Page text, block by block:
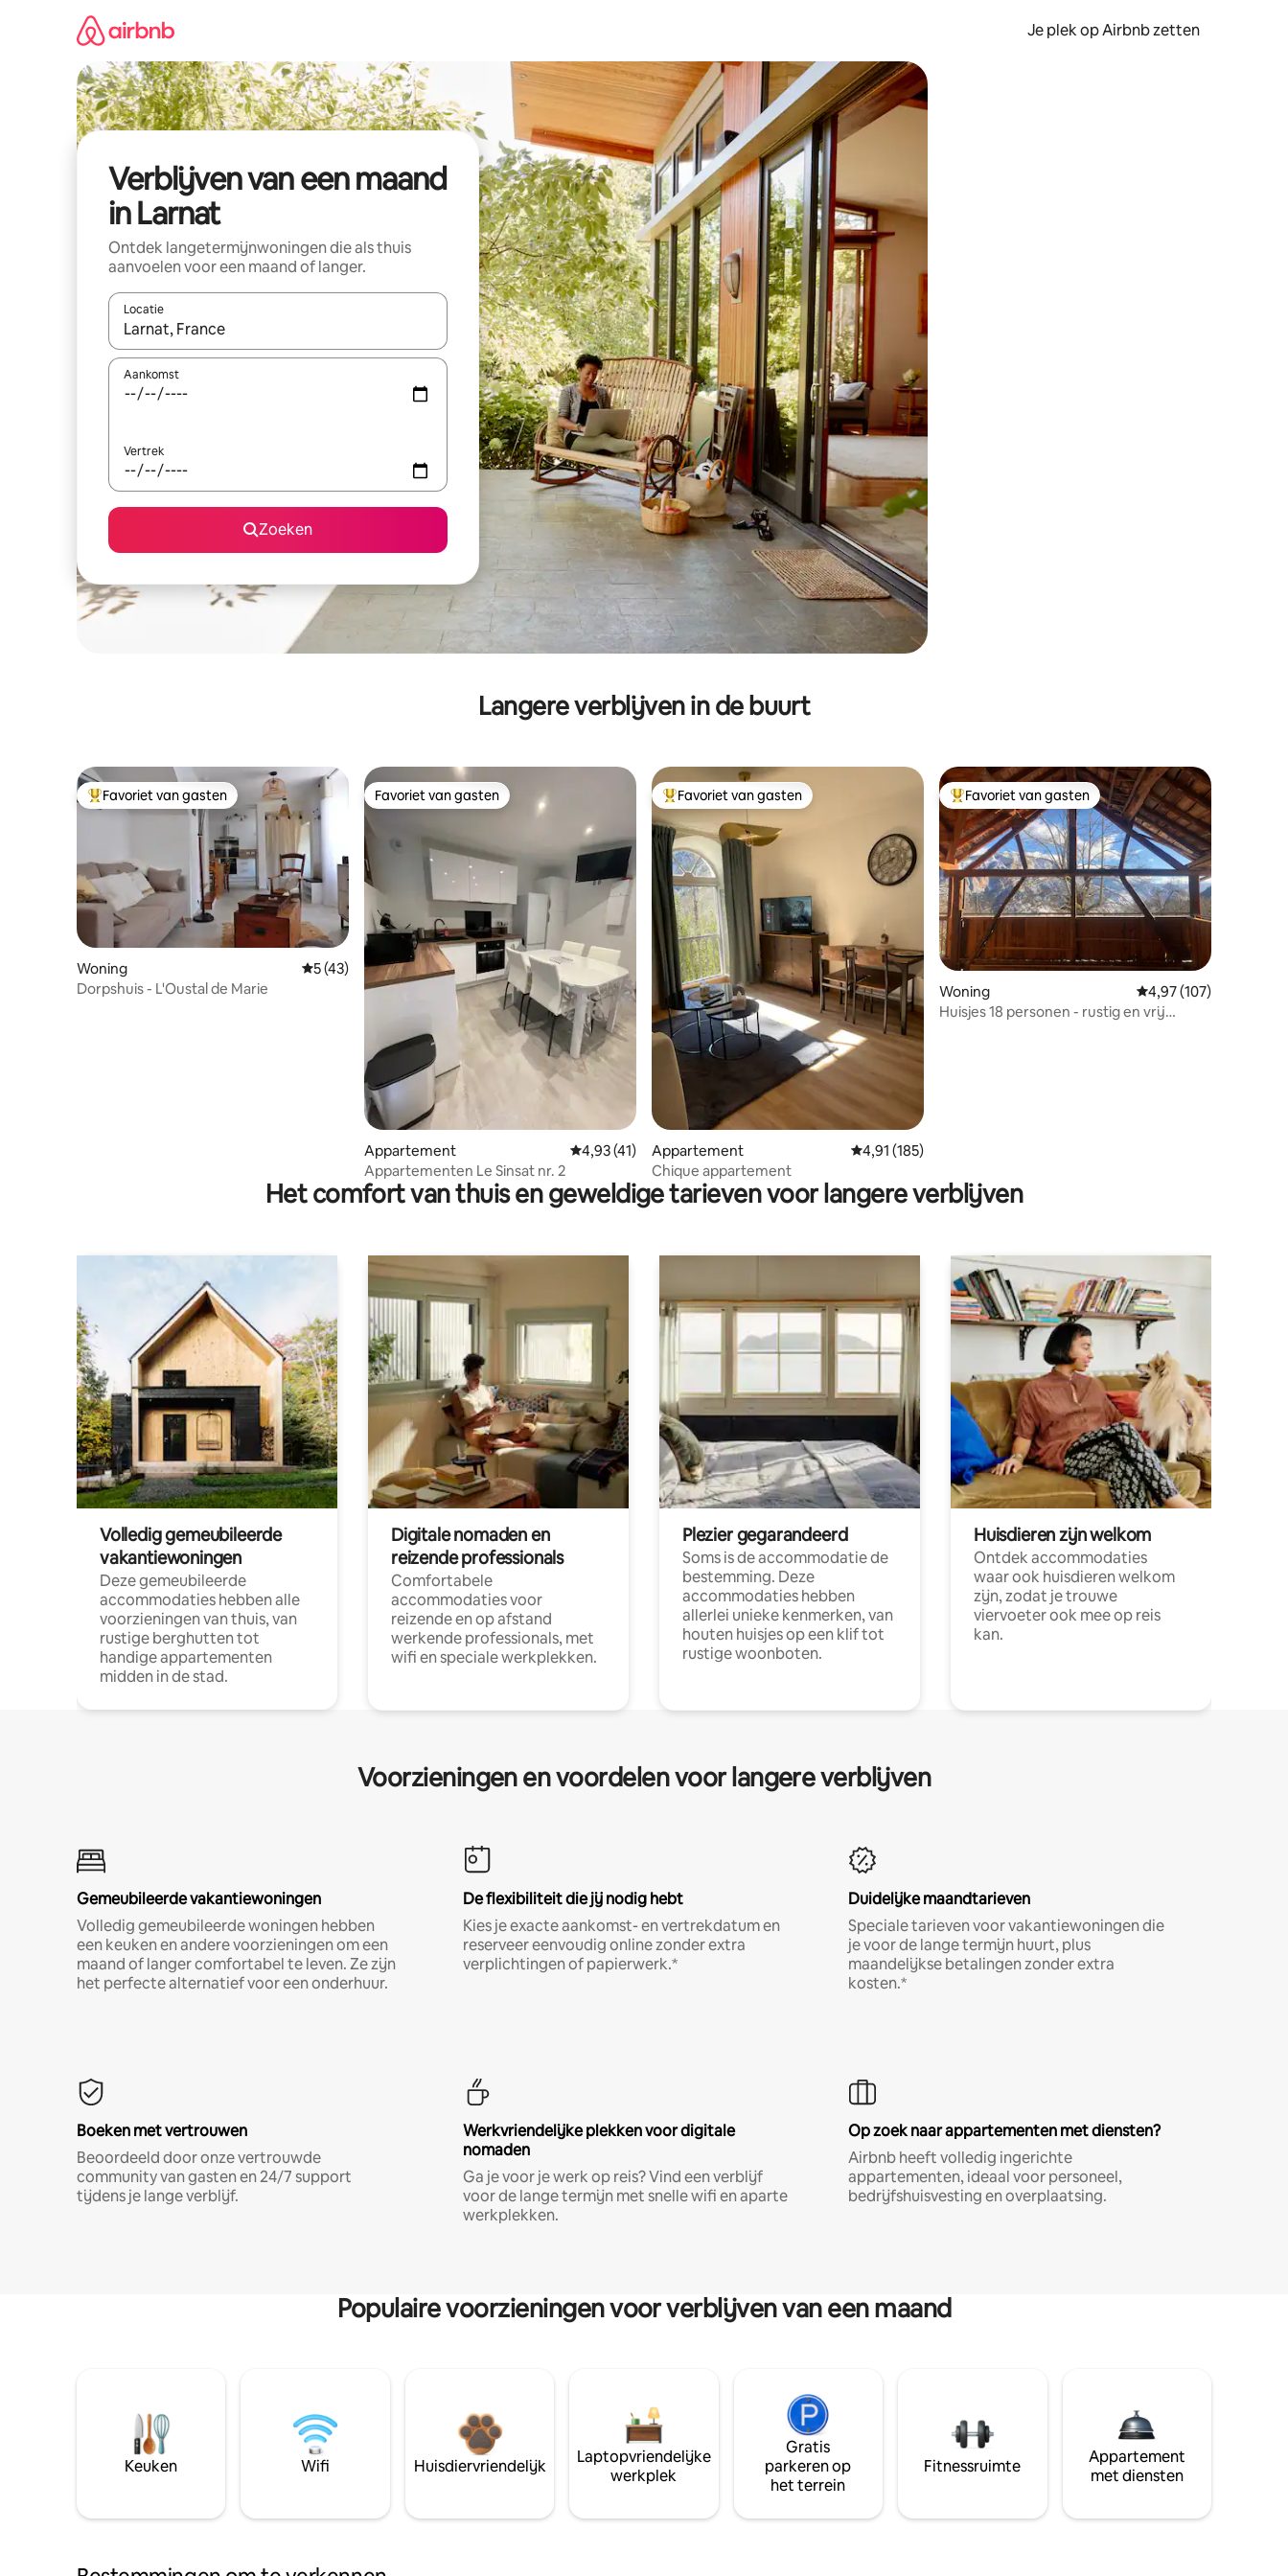
Je plek op Airbnb zetten
Verblijven van een maand
in Larnat
Ontdek langetermijnwoningen die als thuis
aanvoelen voor een maand of langer.
Locatie
Wanneer er resultaten beschikbaar zijn, maak je een keuze met je de pijltjestoetsen omhoog en omlaag, óf door te tikken of swipen.
Aankomst
Vertrek
Zoeken
Langere verblijven in de buurt
Topfavoriet van gasten
Favoriet van gasten
Woning Gemiddelde beoordeling van 5 op 5, 43 recensies
5 (43)
Dorpshuis - L'Oustal de Marie
Favoriet van gasten
Favoriet van gasten
Appartement Gemiddelde beoordeling van 4,93 op 5, 41 recensies
4,93 (41)
Appartementen Le Sinsat nr. 2
Topfavoriet van gasten
Favoriet van gasten
Appartement Gemiddelde beoordeling van 4,91 op 5, 185 recensies
4,91 (185)
Chique appartement
Topfavoriet van gasten
Favoriet van gasten
Woning Gemiddelde
4,97 (107)
Huisjes 18 personen - rustig en vrij
Het comfort van thuis en geweldige tarieven voor langere verblijven
Volledig gemeubileerde
vakantiewoningen
Deze gemeubileerde
accommodaties hebben alle
voorzieningen van thuis, van
rustige berghutten tot
handige appartementen
midden in de stad.
Digitale nomaden en
reizende professionals
Comfortabele
accommodaties voor
reizende en op afstand
werkende professionals, met
wifi en speciale werkplekken.
Plezier gegarandeerd
Soms is de accommodatie de
bestemming. Deze
accommodaties hebben
allerlei unieke kenmerken, van
houten huisjes op een klif tot
rustige woonboten.
Huisdieren zijn welkom
Ontdek accommodaties
waar ook huisdieren welkom
zijn, zodat je trouwe
viervoeter ook mee op reis
kan.
Voorzieningen en voordelen voor langere verblijven
Gemeubileerde vakantiewoningen
Volledig gemeubileerde woningen hebben
een keuken en andere voorzieningen om een
maand of langer comfortabel te leven. Ze zijn
het perfecte alternatief voor een onderhuur.
De flexibiliteit die jij nodig hebt
Kies je exacte aankomst- en vertrekdatum en
reserveer eenvoudig online zonder extra
verplichtingen of papierwerk.*
Duidelijke maandtarieven
Speciale tarieven voor vakantiewoningen die
je voor de lange termijn huurt, plus
maandelijkse betalingen zonder extra
kosten.*
Boeken met vertrouwen
Beoordeeld door onze vertrouwde
community van gasten en 24/7 support
tijdens je lange verblijf.
Werkvriendelijke plekken voor digitale
nomaden
Ga je voor je werk op reis? Vind een verblijf
voor de lange termijn met snelle wifi en aparte
werkplekken.
Op zoek naar appartementen met diensten?
Airbnb heeft volledig ingerichte
appartementen, ideaal voor personeel,
bedrijfshuisvesting en overplaatsing.
Populaire voorzieningen voor verblijven van een maand
Keuken Wifi Huisdiervriendelijk
Laptopvriendelijke
werkplek
Gratis
parkeren op
het terrein
Fitnessruimte
Appartement
met diensten